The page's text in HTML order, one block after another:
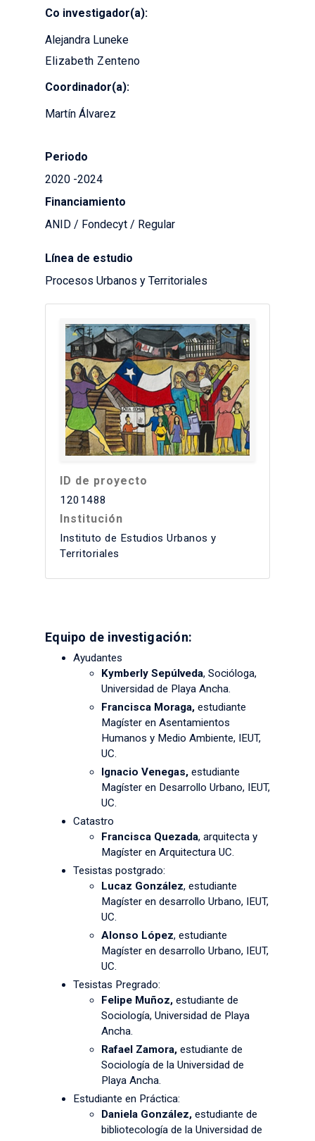
Co investigador(a):
Alejandra Luneke
Elizabeth Zenteno
Coordinador(a):
Martín Álvarez
Periodo
2020 -2024
Financiamiento
ANID / Fondecyt / Regular
Línea de estudio
Procesos Urbanos y Territoriales
ID de proyecto
1201488
Institución
Instituto de Estudios Urbanos y
Territoriales
Equipo de investigación:
Ayudantes
Kymberly Sepúlveda, Socióloga,
Universidad de Playa Ancha.
Francisca Moraga, estudiante
Magíster en Asentamientos
Humanos y Medio Ambiente, IEUT,
UC.
Ignacio Venegas, estudiante
Magíster en Desarrollo Urbano, IEUT,
UC.
Catastro
Francisca Quezada, arquitecta y
Magíster en Arquitectura UC.
Tesistas postgrado:
Lucaz González, estudiante
Magíster en desarrollo Urbano, IEUT,
UC.
Alonso López, estudiante
Magíster en desarrollo Urbano, IEUT,
UC.
Tesistas Pregrado:
Felipe Muñoz, estudiante de
Sociología, Universidad de Playa
Ancha.
Rafael Zamora, estudiante de
Sociología de la Universidad de
Playa Ancha.
Estudiante en Práctica:
Daniela González, estudiante de
bibliotecología de la Universidad de